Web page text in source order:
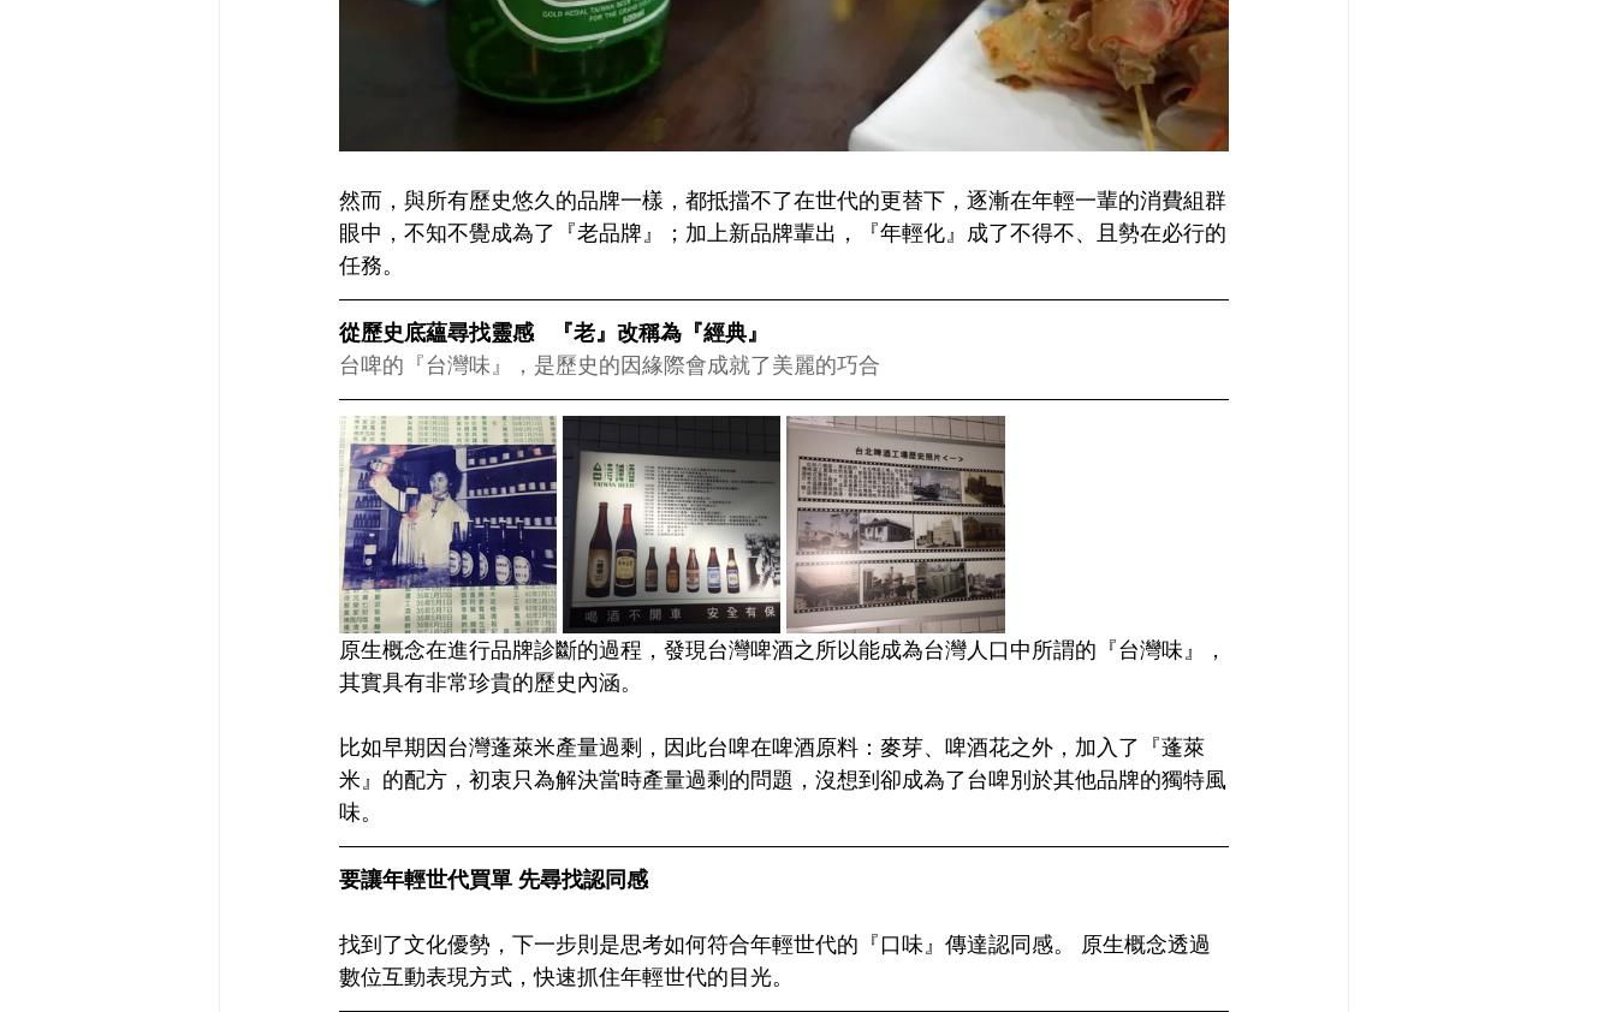
然而，與所有歷史悠久的品牌一樣，都抵擋不了在世代的更替下，逐漸在年輕一輩的消費組群
眼中，不知不覺成為了『老品牌』；加上新品牌輩出，『年輕化』成了不得不、且勢在必行的
任務。
從歷史底蘊尋找靈感   『老』改稱為『經典』
台啤的『台灣味』，是歷史的因緣際會成就了美麗的巧合
原生概念在進行品牌診斷的過程，發現台灣啤酒之所以能成為台灣人口中所謂的『台灣味』，
其實具有非常珍貴的歷史內涵。
比如早期因台灣蓬萊米產量過剩，因此台啤在啤酒原料：麥芽、啤酒花之外，加入了『蓬萊
米』的配方，初衷只為解決當時產量過剩的問題，沒想到卻成為了台啤別於其他品牌的獨特風
味。
要讓年輕世代買單 先尋找認同感
找到了文化優勢，下一步則是思考如何符合年輕世代的『口味』傳達認同感。 原生概念透過
數位互動表現方式，快速抓住年輕世代的目光。